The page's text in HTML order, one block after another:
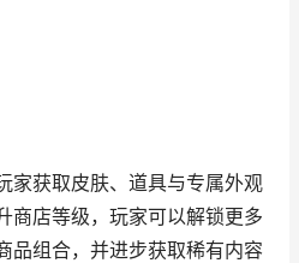
家获取皮肤、道具与专属外观
商店等级，玩家可以解锁更多
品组合，并进步获取稀有内容